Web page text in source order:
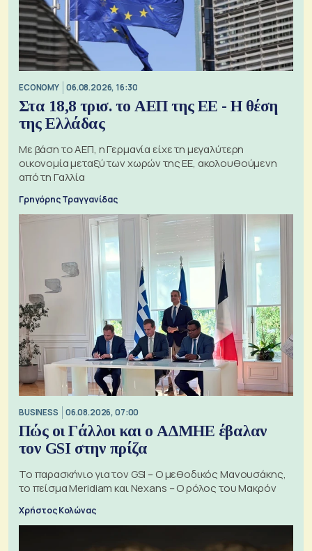
ECONOMY 06.08.2026, 16:30
Στα 18,8 τρισ. το ΑΕΠ της ΕΕ - Η θέση
της Ελλάδας
Με βάση το ΑΕΠ, η Γερμανία είχε τη μεγαλύτερη
οικονομία μεταξύ των χωρών της ΕΕ, ακολουθούμενη
από τη Γαλλία
Γρηγόρης Τραγγανίδας
BUSINESS 06.08.2026, 07:00
Πώς οι Γάλλοι και ο ΑΔΜΗΕ έβαλαν
τον GSI στην πρίζα
Το παρασκήνιο για τον GSI – Ο μεθοδικός Μανουσάκης,
το πείσμα Meridiam και Nexans – Ο ρόλος του Μακρόν
Χρήστος Κολώνας